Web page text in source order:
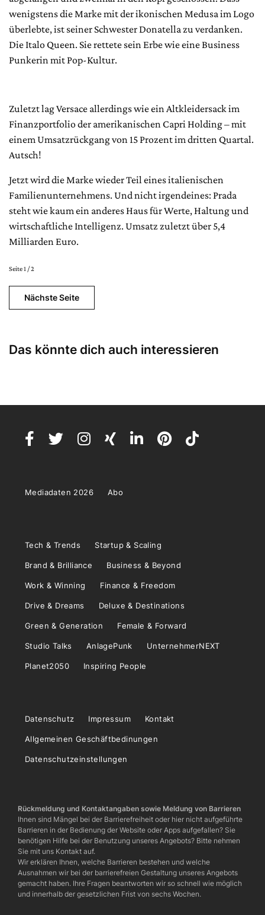
wenigstens die Marke mit der ikonischen Medusa im Logo
überlebte, ist seiner Schwester Donatella zu verdanken.
Die Italo Queen. Sie rettete sein Erbe wie eine Business
Punkerin mit Pop-Kultur.
Zuletzt lag Versace allerdings wie ein Altkleidersack im
Finanzportfolio der amerikanischen Capri Holding – mit
einem Umsatzrückgang von 15 Prozent im dritten Quartal.
Autsch!
Jetzt wird die Marke wieder Teil eines italienischen
Familienunternehmens. Und nicht irgendeines: Prada
steht wie kaum ein anderes Haus für Werte, Haltung und
wirtschaftliche Intelligenz. Umsatz zuletzt über 5,4
Milliarden Euro.
Seite 1 / 2
Nächste Seite
Das könnte dich auch interessieren
Mediadaten 2026 Abo
Tech & Trends Startup & Scaling
Brand & Brilliance Business & Beyond
Work & Winning Finance & Freedom
Drive & Dreams Deluxe & Destinations
Green & Generation Female & Forward
Studio Talks AnlagePunk UnternehmerNEXT
Planet2050 Inspiring People
Datenschutz Impressum Kontakt
Allgemeinen Geschäftbedinungen
Datenschutzeinstellungen
Rückmeldung und Kontaktangaben sowie Meldung von Barrieren
Ihnen sind Mängel bei der Barrierefreiheit oder hier nicht aufgeführte
Barrieren in der Bedienung der Website oder Apps aufgefallen? Sie
benötigen Hilfe bei der Benutzung unseres Angebots? Bitte nehmen
Sie mit uns Kontakt auf.
Wir erklären Ihnen, welche Barrieren bestehen und welche
Ausnahmen wir bei der barrierefreien Gestaltung unseres Angebots
gemacht haben. Ihre Fragen beantworten wir so schnell wie möglich
und innerhalb der gesetzlichen Frist von sechs Wochen.